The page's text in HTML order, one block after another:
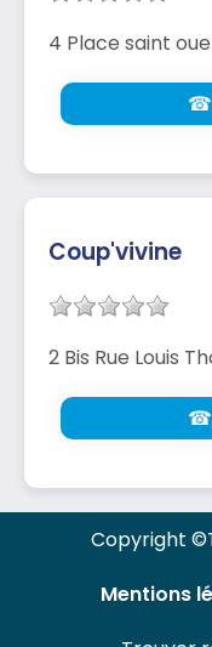
4 Place saint
☎
Coup'vivine
2 Bis Rue Louis
☎
Copyright
Mentions